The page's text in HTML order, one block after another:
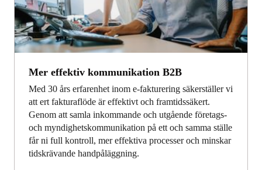
Mer effektiv kommunikation B2B
Med 30 års erfarenhet inom e-fakturering säkerställer vi
att ert fakturaflöde är effektivt och framtidssäkert.
Genom att samla inkommande och utgående företags-
och myndighetskommunikation på ett och samma ställe
får ni full kontroll, mer effektiva processer och minskar
tidskrävande handpåläggning.